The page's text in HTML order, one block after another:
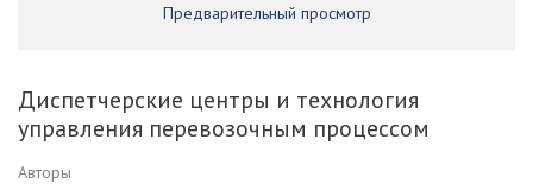
Предварительный просмотр
Диспетчерские центры и технология
управления перевозочным процессом
Авторы